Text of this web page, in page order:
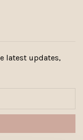
latest updates,